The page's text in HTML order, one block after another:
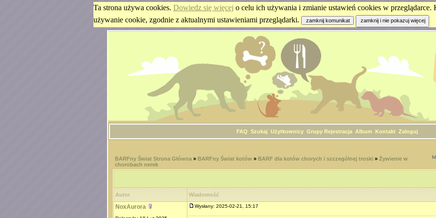
Ta strona używa cookies. Dowiedz się więcej o celu ich używania i zmianie ustawień cookies w przeglądarce.
używanie cookie, zgodnie z aktualnymi ustawieniami przeglądarki.
FAQ Szukaj Użytkownicy Grupy Rejestracja Album Kontakt Zaloguj
BARFny Świat Strona Główna » BARFny Świat kotów » BARF dla kotów chorych i szczególnej troski » Żywienie w
chorobach nerek
Autor Wiadomość
NoxAurora Wysłany: 2025-02-21, 15:17